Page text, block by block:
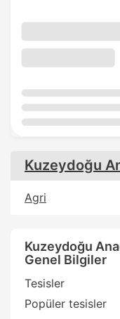
Kuzeydoğu
Agri
Kuzeydoğu
Genel Bilgiler
Tesisler
Popüler tesisler